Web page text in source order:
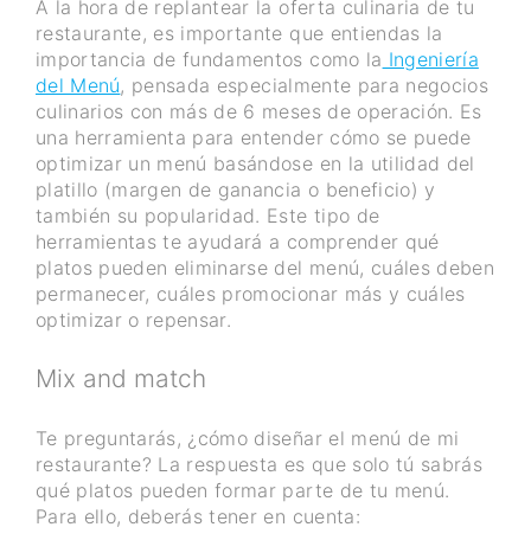
A la hora de replantear la oferta culinaria de tu
restaurante, es importante que entiendas la
importancia de fundamentos como la Ingeniería
del Menú, pensada especialmente para negocios
culinarios con más de 6 meses de operación. Es
una herramienta para entender cómo se puede
optimizar un menú basándose en la utilidad del
platillo (margen de ganancia o beneficio) y
también su popularidad. Este tipo de
herramientas te ayudará a comprender qué
platos pueden eliminarse del menú, cuáles deben
permanecer, cuáles promocionar más y cuáles
optimizar o repensar.
Mix and match
Te preguntarás, ¿cómo diseñar el menú de mi
restaurante? La respuesta es que solo tú sabrás
qué platos pueden formar parte de tu menú.
Para ello, deberás tener en cuenta: